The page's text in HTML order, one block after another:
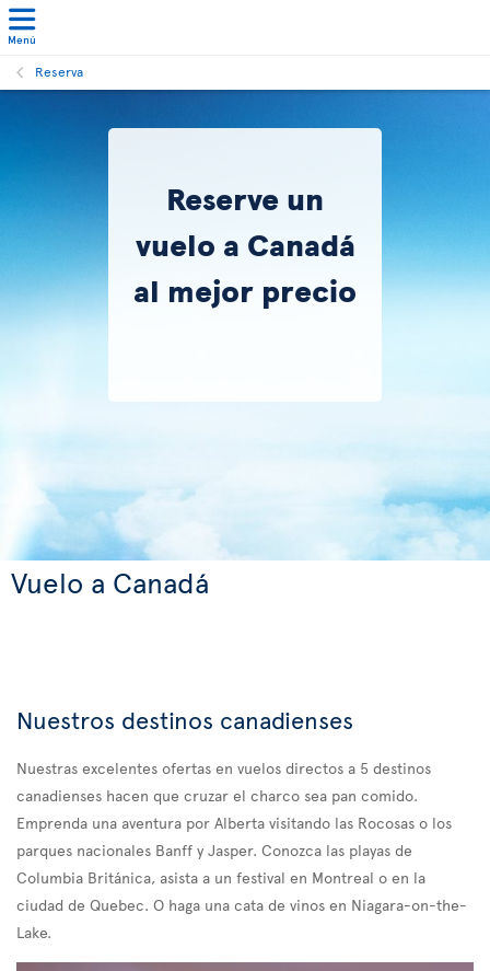
Menú
Reserva
Reserve un
vuelo a Canadá
al mejor precio
Vuelo a Canadá
Nuestros destinos canadienses
Nuestras excelentes ofertas en vuelos directos a 5 destinos
canadienses hacen que cruzar el charco sea pan comido.
Emprenda una aventura por Alberta visitando las Rocosas o los
parques nacionales Banff y Jasper. Conozca las playas de
Columbia Británica, asista a un festival en Montreal o en la
ciudad de Quebec. O haga una cata de vinos en Niagara-on-the-
Lake.